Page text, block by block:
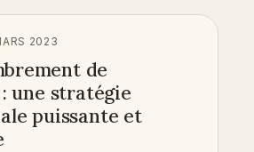
2023
de
une stratégie
puissante et